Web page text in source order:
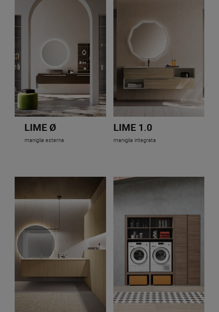
LIME Ø
maniglia esterna
LIME 1.0
maniglia integrata